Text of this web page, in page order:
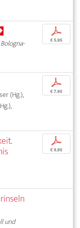
Bologna-
p
€ 5,95
(Hg.),
p
€ 7,95
p
€ 9,95
und